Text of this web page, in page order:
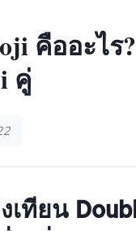
คืออะไ
คู่
เทียน